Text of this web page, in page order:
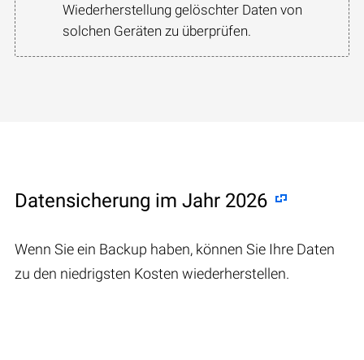
Wiederherstellung gelöschter Daten von
solchen Geräten zu überprüfen.
Datensicherung im Jahr 2026
Wenn Sie ein Backup haben, können Sie Ihre Daten
zu den niedrigsten Kosten wiederherstellen.